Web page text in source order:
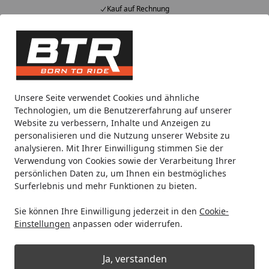
Unsere Seite verwendet Cookies und ähnliche
Technologien, um die Benutzererfahrung auf unserer
Website zu verbessern, Inhalte und Anzeigen zu
personalisieren und die Nutzung unserer Website zu
analysieren. Mit Ihrer Einwilligung stimmen Sie der
Verwendung von Cookies sowie der Verarbeitung Ihrer
persönlichen Daten zu, um Ihnen ein bestmögliches
Surferlebnis und mehr Funktionen zu bieten.
Sie können Ihre Einwilligung jederzeit in den Cookie-
Einstellungen anpassen oder widerrufen.
Ja, verstanden
Kauf auf Rechnung
Alle Produkte
Mein Konto
Suchen
Startseite
Motorradteile & Ersatzteile Kraftübertragung
Supersprox Alu-Kettenrad 520 42Z
(Schwarz)